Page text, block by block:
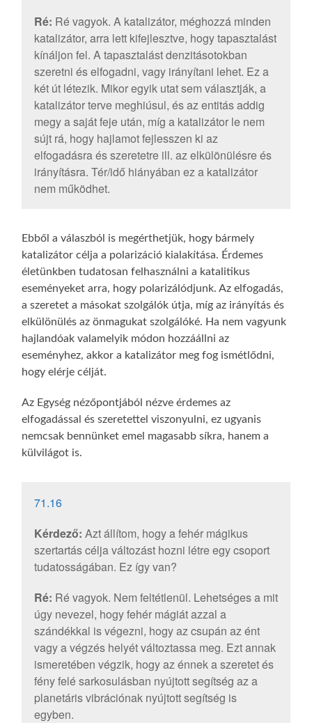
Ré: Ré vagyok. A katalizátor, méghozzá minden
katalizátor, arra lett kifejlesztve, hogy tapasztalást
kínáljon fel. A tapasztalást denzitásotokban
szeretni és elfogadni, vagy irányítani lehet. Ez a
két út létezik. Mikor egyik utat sem választják, a
katalizátor terve meghiúsul, és az entitás addig
megy a saját feje után, míg a katalizátor le nem
sújt rá, hogy hajlamot fejlesszen ki az
elfogadásra és szeretetre ill. az elkülönülésre és
irányításra. Tér/idő hiányában ez a katalizátor
nem működhet.
Ebből a válaszból is megérthetjük, hogy bármely
katalizátor célja a polarizáció kialakítása. Érdemes
életünkben tudatosan felhasználni a katalitikus
eseményeket arra, hogy polarizálódjunk. Az elfogadás,
a szeretet a másokat szolgálók útja, míg az irányítás és
elkülönülés az önmagukat szolgálóké. Ha nem vagyunk
hajlandóak valamelyik módon hozzáállni az
eseményhez, akkor a katalizátor meg fog ismétlődni,
hogy elérje célját.
Az Egység nézőpontjából nézve érdemes az
elfogadással és szeretettel viszonyulni, ez ugyanis
nemcsak bennünket emel magasabb síkra, hanem a
külvilágot is.
71.16
Kérdező: Azt állítom, hogy a fehér mágikus
szertartás célja változást hozni létre egy csoport
tudatosságában. Ez így van?
Ré: Ré vagyok. Nem feltétlenül. Lehetséges a mit
úgy nevezel, hogy fehér mágiát azzal a
szándékkal is végezni, hogy az csupán az ént
vagy a végzés helyét változtassa meg. Ezt annak
ismeretében végzik, hogy az énnek a szeretet és
fény felé sarkosulásban nyújtott segítség az a
planetáris vibrációnak nyújtott segítség is
egyben.